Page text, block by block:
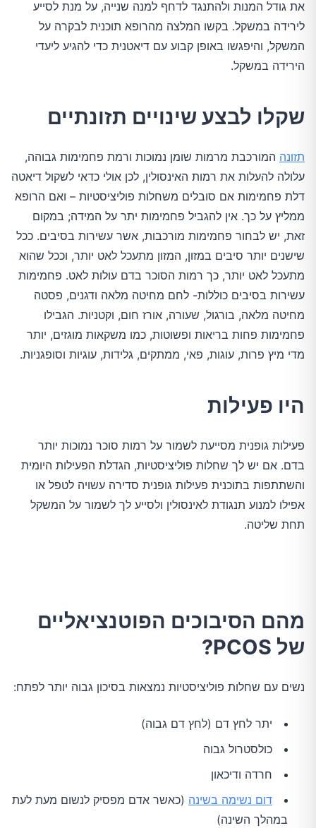
את גודל המנות ולהתנגד לדחף למנה שנייה, על מנת לסייע
לירידה במשקל. בקשו המלצה מהרופא תוכנית לבקרה על
המשקל, והיפגשו באופן קבוע עם דיאטנית כדי להגיע ליעדי
הירידה במשקל.
שקלו לבצע שינויים תזונתיים
תזונה המורכבת מרמות שומן נמוכות ורמת פחמימות גבוהה,
עלולה להעלות את רמות האינסולין, לכן אולי כדאי לשקול דיאטה
דלת פחמימות אם סובלים משחלות פוליציסטיות – ואם הרופא
ממליץ על כך. אין להגביל פחמימות יתר על המידה; במקום
זאת, יש לבחור פחמימות מורכבות, אשר עשירות בסיבים. ככל
שישנים יותר סיבים במזון, המזון מתעכל לאט יותר, וככל שהוא
מתעכל לאט יותר, כך רמות הסוכר בדם עולות לאט. פחמימות
עשירות בסיבים כוללות- לחם מחיטה מלאה ודגנים, פסטה
מחיטה מלאה, בורגול, שעורה, אורז חום, וקטניות. הגבילו
פחמימות פחות בריאות ופשוטות, כמו משקאות מוגזים, יותר
מדי מיץ פרות, עוגות, פאי, ממתקים, גלידות, עוגיות וסופגניות.
היו פעילות
פעילות גופנית מסייעת לשמור על רמות סוכר נמוכות יותר
בדם. אם יש לך שחלות פוליציסטיות, הגדלת הפעילות היומית
והשתתפות בתוכנית פעילות גופנית סדירה עשויה לטפל או
אפילו למנוע תנגודת לאינסולין ולסייע לך לשמור על המשקל
תחת שליטה.
מהם הסיבוכים הפוטנציאליים
של PCOS?
נשים עם שחלות פוליציסטיות נמצאות בסיכון גבוה יותר לפתח:
יתר לחץ דם (לחץ דם גבוה)
כולסטרול גבוה
חרדה ודיכאון
דום נשימה בשינה (כאשר אדם מפסיק לנשום מעת לעת
במהלך השינה)